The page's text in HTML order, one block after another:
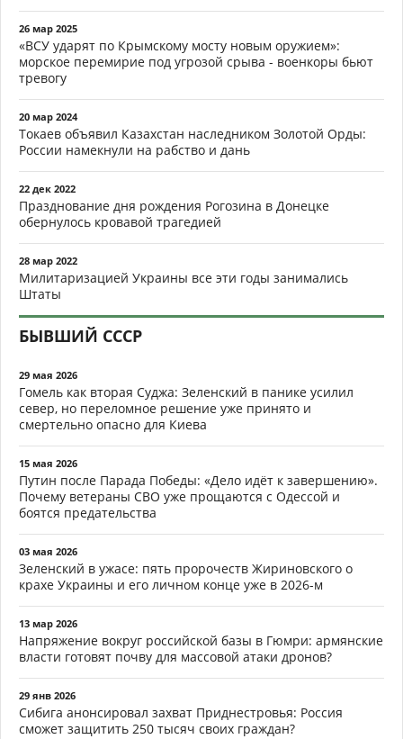
26 мар 2025
«ВСУ ударят по Крымскому мосту новым оружием»:
морское перемирие под угрозой срыва - военкоры бьют
тревогу
20 мар 2024
Токаев объявил Казахстан наследником Золотой Орды:
России намекнули на рабство и дань
22 дек 2022
Празднование дня рождения Рогозина в Донецке
обернулось кровавой трагедией
28 мар 2022
Милитаризацией Украины все эти годы занимались
Штаты
БЫВШИЙ СССР
29 мая 2026
Гомель как вторая Суджа: Зеленский в панике усилил
север, но переломное решение уже принято и
смертельно опасно для Киева
15 мая 2026
Путин после Парада Победы: «Дело идёт к завершению».
Почему ветераны СВО уже прощаются с Одессой и
боятся предательства
03 мая 2026
Зеленский в ужасе: пять пророчеств Жириновского о
крахе Украины и его личном конце уже в 2026-м
13 мар 2026
Напряжение вокруг российской базы в Гюмри: армянские
власти готовят почву для массовой атаки дронов?
29 янв 2026
Сибига анонсировал захват Приднестровья: Россия
сможет защитить 250 тысяч своих граждан?